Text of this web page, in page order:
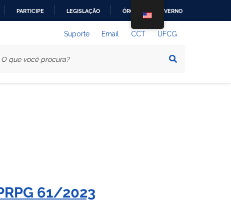
PARTICIPE LEGISLAÇÃO ÓRGÃOS DO GOVERNO
Suporte Email CCT UFCG
61/2023